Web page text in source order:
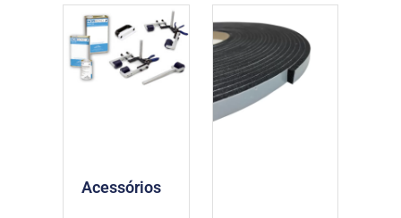
Acessórios